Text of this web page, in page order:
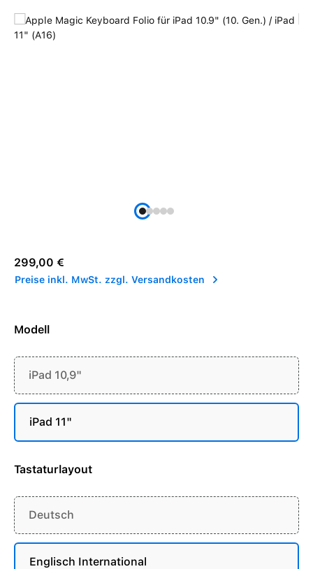
Bildergalerie überspringen
Regulärer Preis:
299,00 €
Preise inkl. MwSt. zzgl. Versandkosten
Modell
iPad 10,9"
iPad 11"
Tastaturlayout
Deutsch
Englisch International